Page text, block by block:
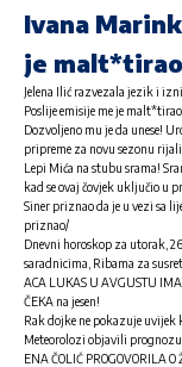
Ivana
je
Jelena Ilić razvezala jezik i
Poslije emisije me je
Dozvoljeno mu je da unese!
pripreme za novu sezonu
Lepi Mića na stubu srama!
kad se ovaj čovjek uključio u
Siner priznao da je u vezi sa
priznao/
Dnevni horoskop za utorak,
saradnicima, Ribama za
ACA LUKAS U AVGUSTU IMA
ČEKA na jesen!
Rak dojke ne pokazuje
Meteorolozi objavili prognozu
ENA ČOLIĆ PROGOVORILA